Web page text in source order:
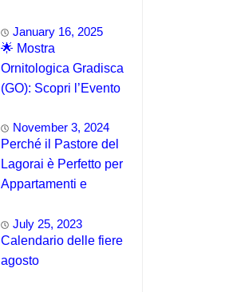
Eventi 🐦
January 16, 2025
🌟 Mostra
Ornitologica Gradisca
(GO): Scopri l’Evento
November 3, 2024
Perché il Pastore del
Lagorai è Perfetto per
Appartamenti e
July 25, 2023
Calendario delle fiere
agosto